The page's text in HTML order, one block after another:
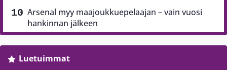
Arsenal myy maajoukkuepelaajan – vain vuosi
hankinnan jälkeen
Luetuimmat